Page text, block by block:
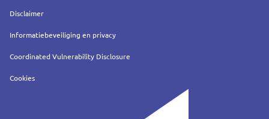
Service
Disclaimer
Informatiebeveiliging en privacy
Coordinated Vulnerability Disclosure
Cookies